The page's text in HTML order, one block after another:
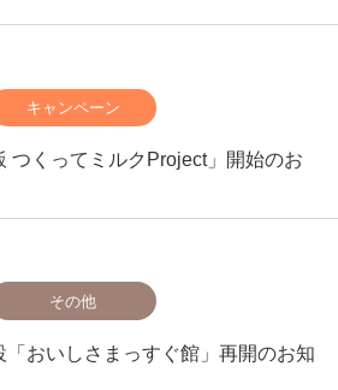
つくってミルクProject」開始のお
おいしさまっすぐ館」再開のお知